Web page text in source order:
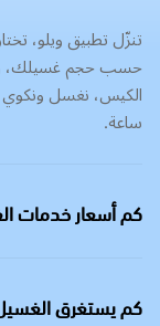
تنزّل تطبيق ويلو،
حسب حجم غسيلك،
ساعة.
كم أسعار خدمات
كم يستغرق